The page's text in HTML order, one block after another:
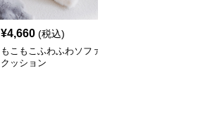
¥4,660 (税込)
もこもこふわふわソファ
クッション